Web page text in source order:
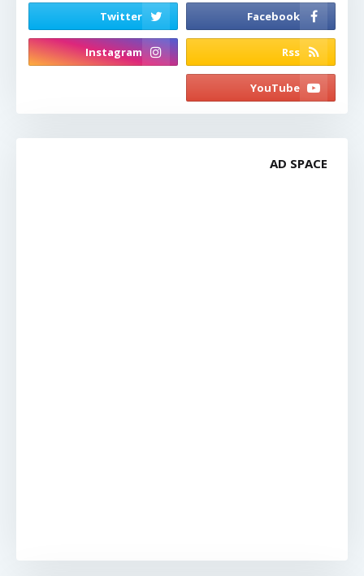
AD SPACE